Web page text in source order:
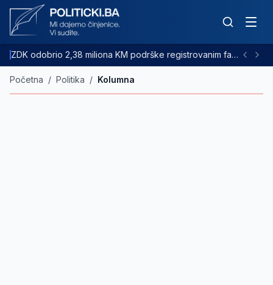
ZDK odobrio 2,38 miliona KM podrške registrovanim farmama goveda
Početna / Politika / Kolumna